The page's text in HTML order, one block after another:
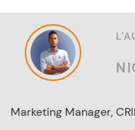
Marketing Manager,